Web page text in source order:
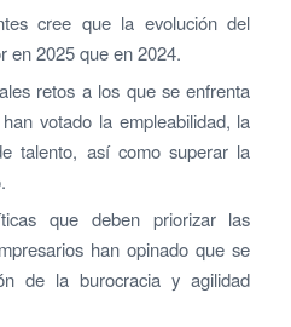
cree que la evolución del
en 2025 que en 2024.
retos a los que se enfrenta
votado la empleabilidad, la
talento, así como superar la
que deben priorizar las
han opinado que se
de la burocracia y agilidad